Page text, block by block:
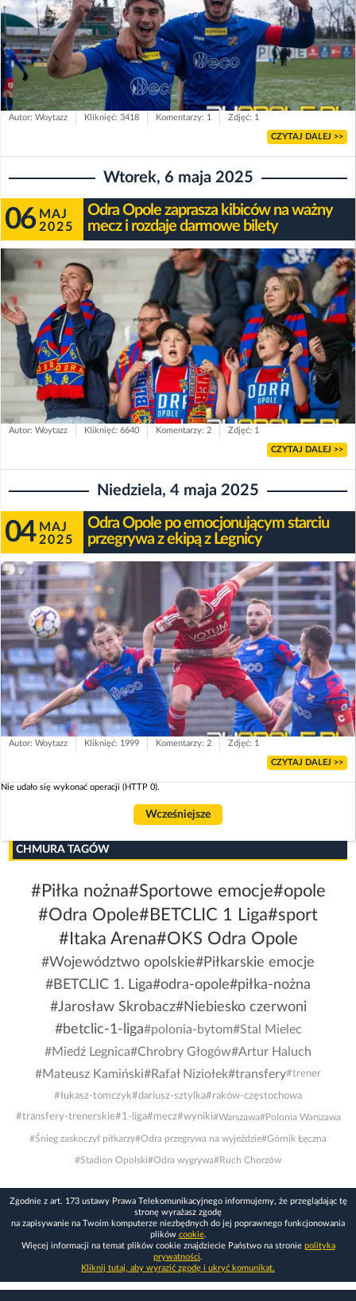
Autor: Woytazz Kliknięć: 3418 Komentarzy: 1 Zdjęć: 1
CZYTAJ DALEJ >>
Wtorek, 6 maja 2025
06 MAJ
2025
Odra Opole zaprasza kibiców na ważny
mecz i rozdaje darmowe bilety
Autor: Woytazz Kliknięć: 6640 Komentarzy: 2 Zdjęć: 1
CZYTAJ DALEJ >>
Niedziela, 4 maja 2025
04 MAJ
2025
Odra Opole po emocjonującym starciu
przegrywa z ekipą z Legnicy
Autor: Woytazz Kliknięć: 1999 Komentarzy: 2 Zdjęć: 1
CZYTAJ DALEJ >>
Nie udało się wykonać operacji (HTTP 0).
Wcześniejsze
CHMURA TAGÓW
#Piłka nożna#Sportowe emocje#opole
#Odra Opole#BETCLIC 1 Liga#sport
#Itaka Arena#OKS Odra Opole
#Województwo opolskie#Piłkarskie emocje
#BETCLIC 1. Liga#odra-opole#piłka-nożna
#Jarosław Skrobacz#Niebiesko czerwoni
#betclic-1-liga#polonia-bytom#Stal Mielec
#Miedź Legnica#Chrobry Głogów#Artur Haluch
#Mateusz Kamiński#Rafał Niziołek#transfery#trener
#łukasz-tomczyk#dariusz-sztylka#raków-częstochowa
#transfery-trenerskie#1-liga#mecz#wyniki#Warszawa#Polonia Warszawa
#Śnieg zaskoczył piłkarzy#Odra przegrywa na wyjeździe#Górnik Łęczna
#Stadion Opolski#Odra wygrywa#Ruch Chorzów
Zgodnie z art. 173 ustawy Prawa Telekomunikacyjnego informujemy, że przeglądając tę
stronę wyrażasz zgodę
na zapisywanie na Twoim komputerze niezbędnych do jej poprawnego funkcjonowania
plików cookie.
Więcej informacji na temat plików cookie znajdziecie Państwo na stronie polityka
prywatności.
Kliknij tutaj, aby wyrazić zgodę i ukryć komunikat.